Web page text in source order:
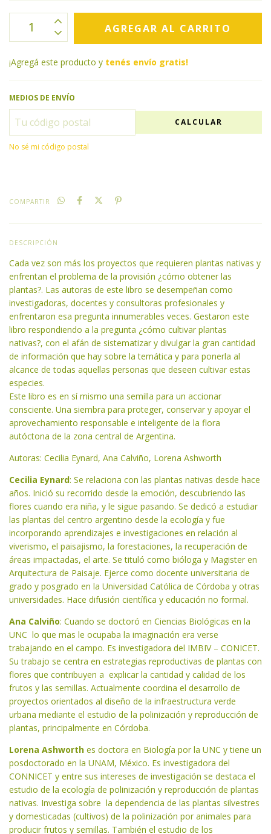
¡Agregá este producto y tenés envío gratis!
MEDIOS DE ENVÍO
CALCULAR
No sé mi código postal
COMPARTIR
DESCRIPCIÓN
Cada vez son más los proyectos que requieren plantas nativas y
enfrentan el problema de la provisión ¿cómo obtener las
plantas?. Las autoras de este libro se desempeñan como
investigadoras, docentes y consultoras profesionales y
enfrentaron esa pregunta innumerables veces. Gestaron este
libro respondiendo a la pregunta ¿cómo cultivar plantas
nativas?, con el afán de sistematizar y divulgar la gran cantidad
de información que hay sobre la temática y para ponerla al
alcance de todas aquellas personas que deseen cultivar estas
especies.
Este libro es en sí mismo una semilla para un accionar
consciente. Una siembra para proteger, conservar y apoyar el
aprovechamiento responsable e inteligente de la flora
autóctona de la zona central de Argentina.
Autoras: Cecilia Eynard, Ana Calviño, Lorena Ashworth
Cecilia Eynard: Se relaciona con las plantas nativas desde hace
años. Inició su recorrido desde la emoción, descubriendo las
flores cuando era niña, y le sigue pasando. Se dedicó a estudiar
las plantas del centro argentino desde la ecología y fue
incorporando aprendizajes e investigaciones en relación al
viverismo, el paisajismo, la forestaciones, la recuperación de
áreas impactadas, el arte. Se tituló como bióloga y Magister en
Arquitectura de Paisaje. Ejerce como docente universitaria de
grado y posgrado en la Universidad Católica de Córdoba y otras
universidades. Hace difusión científica y educación no formal.
Ana Calviño: Cuando se doctoró en Ciencias Biológicas en la
UNC lo que mas le ocupaba la imaginación era verse
trabajando en el campo. Es investigadora del IMBIV – CONICET.
Su trabajo se centra en estrategias reproductivas de plantas con
flores que contribuyen a explicar la cantidad y calidad de los
frutos y las semillas. Actualmente coordina el desarrollo de
proyectos orientados al diseño de la infraestructura verde
urbana mediante el estudio de la polinización y reproducción de
plantas, principalmente en Córdoba.
Lorena Ashworth es doctora en Biología por la UNC y tiene un
posdoctorado en la UNAM, México. Es investigadora del
CONNICET y entre sus intereses de investigación se destaca el
estudio de la ecología de polinización y reproducción de plantas
nativas. Investiga sobre la dependencia de las plantas silvestres
y domesticadas (cultivos) de la polinización por animales para
producir frutos y semillas. También el estudio de los